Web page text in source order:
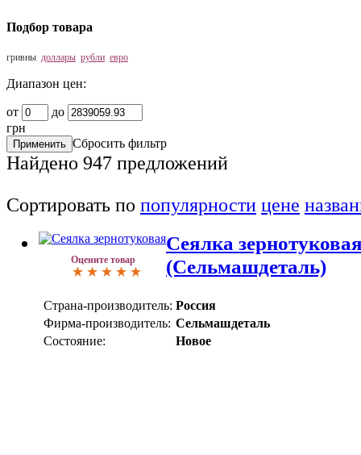
Подбор товара
гривны доллары рубли евро
Диапазон цен:
от
до
грн
Сбросить фильтр
Найдено 947 предложений
Сортировать по популярности цене
Оцените товар
Сеялка
(Сельмашдеталь)
Страна-производитель: Россия
Фирма-производитель: Сельмашдеталь
Состояние:
Новое